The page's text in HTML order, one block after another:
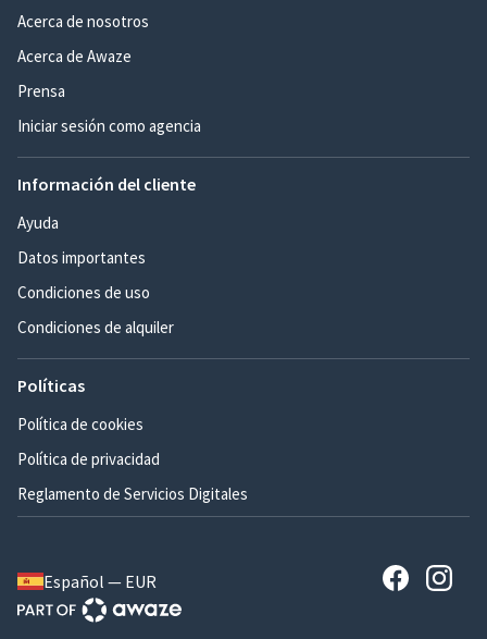
Acerca de nosotros
Acerca de Awaze
Prensa
Iniciar sesión como agencia
Información del cliente
Ayuda
Datos importantes
Condiciones de uso
Condiciones de alquiler
Políticas
Política de cookies
Política de privacidad
Reglamento de Servicios Digitales
Español — EUR